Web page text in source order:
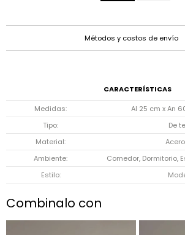
Métodos y costos de envío
CARACTERÍSTICAS
Medidas
Al 25 cm x An
Tipo
De
Material
Ambiente
Comedor, Dormitorio,
Estilo
Combinalo con